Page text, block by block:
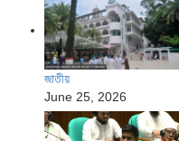
জাতীয়
June 25, 2026